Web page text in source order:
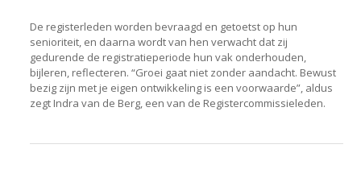
De registerleden worden bevraagd en getoetst op hun
senioriteit, en daarna wordt van hen verwacht dat zij
gedurende de registratieperiode hun vak onderhouden,
bijleren, reflecteren. “Groei gaat niet zonder aandacht. Bewust
bezig zijn met je eigen ontwikkeling is een voorwaarde”, aldus
zegt Indra van de Berg, een van de Registercommissieleden.